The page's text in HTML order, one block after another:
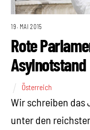
19. MAI 2015
Rote
Asylnotstand
Österreich
Wir schreiben das
unter den